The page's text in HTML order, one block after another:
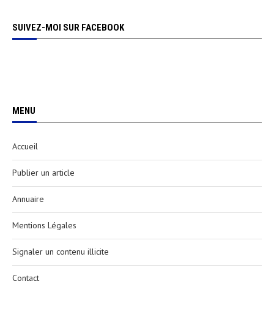
SUIVEZ-MOI SUR FACEBOOK
MENU
Accueil
Publier un article
Annuaire
Mentions Légales
Signaler un contenu illicite
Contact